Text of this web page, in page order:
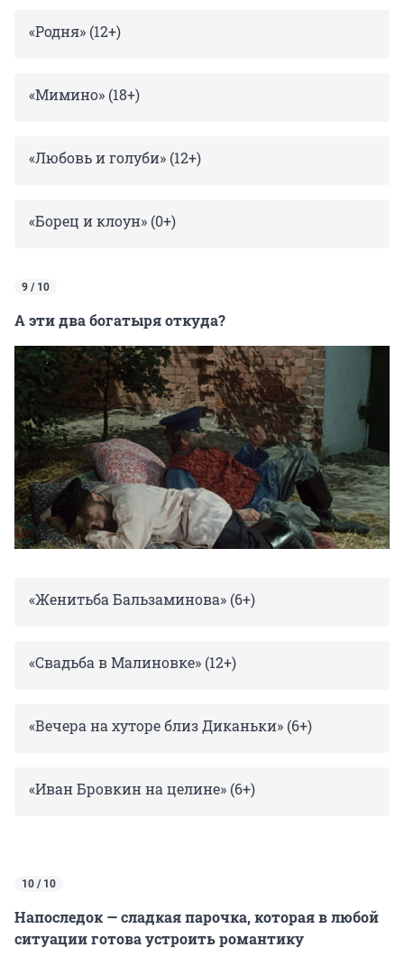
«Родня» (12+)
«Мимино» (18+)
«Любовь и голуби» (12+)
«Борец и клоун» (0+)
9 / 10
А эти два богатыря откуда?
«Женитьба Бальзаминова» (6+)
«Свадьба в Малиновке» (12+)
«Вечера на хуторе близ Диканьки» (6+)
«Иван Бровкин на целине» (6+)
10 / 10
Напоследок — сладкая парочка, которая в любой
ситуации готова устроить романтику